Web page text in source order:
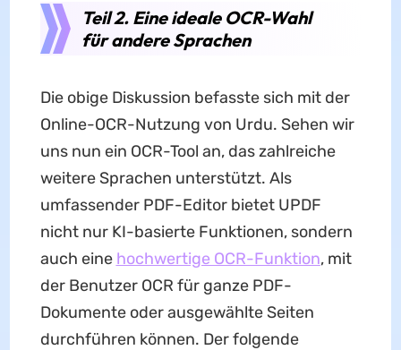
Teil 2. Eine ideale OCR-Wahl
für andere Sprachen
Die obige Diskussion befasste sich mit der
Online-OCR-Nutzung von Urdu. Sehen wir
uns nun ein OCR-Tool an, das zahlreiche
weitere Sprachen unterstützt. Als
umfassender PDF-Editor bietet UPDF
nicht nur KI-basierte Funktionen, sondern
auch eine hochwertige OCR-Funktion, mit
der Benutzer OCR für ganze PDF-
Dokumente oder ausgewählte Seiten
durchführen können. Der folgende